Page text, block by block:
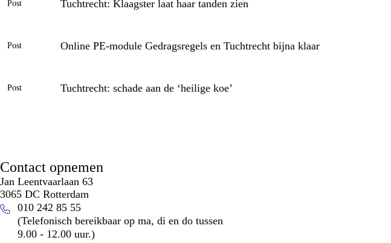
Post Tuchtrecht: Klaagster laat haar tanden zien
Post Online PE-module Gedragsregels en Tuchtrecht bijna klaar
Post Tuchtrecht: schade aan de ‘heilige koe’
Contact opnemen
Jan Leentvaarlaan 63
3065 DC Rotterdam
010 242 85 55
(Telefonisch bereikbaar op ma, di en do tussen
9.00 - 12.00 uur.)